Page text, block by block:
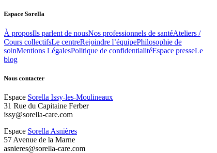
Espace Sorella
À proposIls parlent de nousNos professionnels de santéAteliers /
Cours collectifsLe centreRejoindre l’équipePhilosophie de
soinMentions LégalesPolitique de confidentialitéEspace presseLe
blog
Nous contacter
Espace Sorella Issy-les-Moulineaux
31 Rue du Capitaine Ferber
issy@sorella-care.com
Espace Sorella Asnières
57 Avenue de la Marne
asnieres@sorella-care.com